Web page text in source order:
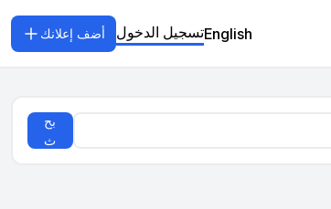
Englishتسجيل الدخول أضف إعلانك
بح
ث